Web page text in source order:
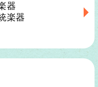
器
楽器